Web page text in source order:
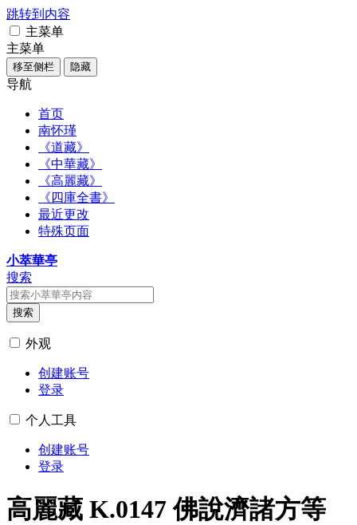
跳转到内容
主菜单
主菜单
移至侧栏 隐藏
导航
首页
南怀瑾
《道藏》
《中華藏》
《高麗藏》
《四庫全書》
最近更改
特殊页面
小萃華亭
搜索
搜索
外观
创建账号
登录
个人工具
创建账号
登录
高麗藏 K.0147 佛說濟諸方等